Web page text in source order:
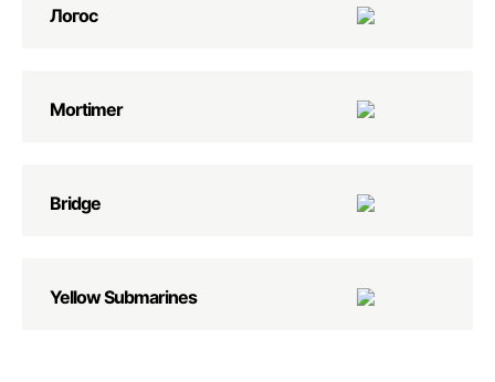
Логос
Mortimer
Bridge
Yellow Submarines